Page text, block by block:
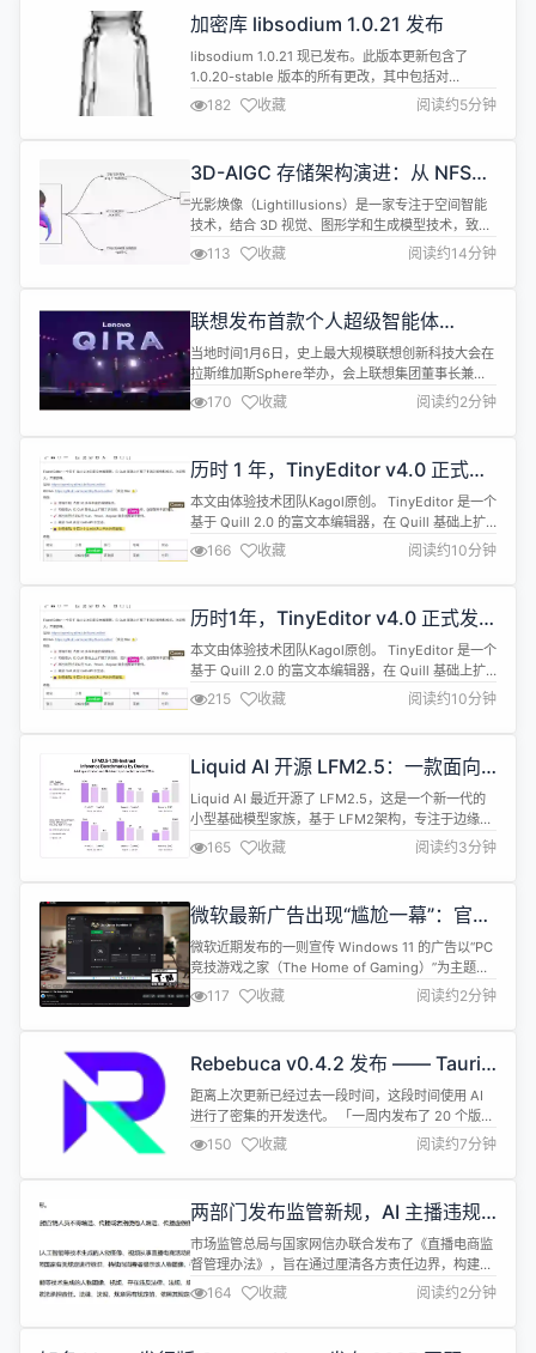
断工具，更多是利用 AI 来整理复杂的医学术语、解
释保险条款以及...
加密库 libsodium 1.0.21 发布
libsodium 1.0.21 现已发布。此版本更新包含了
1.0.20-stable 版本的所有更改，其中包括对
crypto_core_ed25519_is_valid_point()函数的安全
修复，以及两组新函数： 新crypto_ipcrypt_实现了
对 IP 地址进行安全加密和匿名化的机制。 新增
182 收藏 阅读约5分钟
3D-AIGC 存储架构演进：从 NFS、
GlusterFS 到 JuiceFS
光影焕像（Lightillusions）是一家专注于空间智能
技术，结合 3D 视觉、图形学和生成模型技术，致力
于打造创新的 3D 基础模型公司。公司由谭平教授领
导，谭教授曾担任阿里巴巴达摩院实验室负责人，目
前是香港科技大学的教授，同时担任冯诺伊曼人工智
验室的主任。 区别于二维模型，三维模型单个模型的
大小可达几 G...
113 收藏 阅读约14分钟
联想发布首款个人超级智能体
Lenovo Qira
当地时间1月6日，史上最大规模联想创新科技大会在
拉斯维加斯Sphere举办，会上联想集团董事长兼
CEO杨元庆重磅发布面向全球的首款个人超级智能体
Lenovo Qira。 联想集团首席技术官Tolga Kurtoglu
进一步阐释，混合式AI实现这一目标的背后，离不开
Orchestration）、智能体内核（Ag...
170 收藏 阅读约2分钟
历时 1 年，TinyEditor v4.0 正式发
布
本文由体验技术团队Kagol原创。 TinyEditor 是一个
基于 Quill 2.0 的富文本编辑器，在 Quill 基础上扩
展了丰富的模块和格式，框架无关、功能强大、开箱
即用。 源码：https://github.com/opentiny/tiny-
editor 官网：https://opentiny.github.io/tiny-
166 收藏 阅读约10分钟
历时1年，TinyEditor v4.0 正式发
布！
本文由体验技术团队Kagol原创。 TinyEditor 是一个
基于 Quill 2.0 的富文本编辑器，在 Quill 基础上扩
展了丰富的模块和格式，框架无关、功能强大、开箱
即用。 源码：https://github.com/opentiny/tiny-
editor 官网：https://opentiny.github.io/tiny-
215 收藏 阅读约10分钟
Liquid AI 开源 LFM2.5：一款面向
边缘设备的小型 AI 模型家族
Liquid AI 最近开源了 LFM2.5，这是一个新一代的
小型基础模型家族，基于 LFM2架构，专注于边缘设
备和本地部署。该模型家族包括 LFM2.5-1.2B-Base
和 LFM2.5-1.2B-Instruct，同时扩展了日语、视觉
语言和音频语言的变种。 LFM2.5 保留了针对 CPU
存高效...
165 收藏 阅读约3分钟
微软最新广告出现“尴尬一幕”：官方
视频竟然展示 Chrome 浏览器
微软近期发布的一则宣传 Windows 11 的广告以“PC
竞技游戏之家（The Home of Gaming）”为主题，
在展示多款热门游戏时，画面中的 Windows 11 任务
栏上意外出现了谷歌 Chrome 浏览器图标，这一细
节被网友迅速发现并广泛传播。 这件事之所以引发关
Microsoft Edge 浏览器...
117 收藏 阅读约2分钟
Rebebuca v0.4.2 发布 —— Tauri
开发的命令“收藏夹”
距离上次更新已经过去一段时间，这段时间使用 AI
进行了密集的开发迭代。 「一周内发布了 20 个版
本」，从 v0.2.0 一路更新到 v0.4.2，带来了大量令
人兴奋的新功能！ 官网也进行了大幅修改，直接变成
可以体验功能的模拟Demo。 让我们一起看看
个开发环境 这是本次更新最重要的功能之一。 开...
150 收藏 阅读约7分钟
两部门发布监管新规，AI 主播违规
由运营者担责
市场监管总局与国家网信办联合发布了《直播电商监
督管理办法》，旨在通过厘清各方责任边界，构建更
加公平、透明的直播购物环境。 此次新规的一大亮点
是明确了直播电商生态中各类主体的法律红线。除了
落实平台的资质核验与消费者维权责任外，办法还细
164 收藏 阅读约2分钟